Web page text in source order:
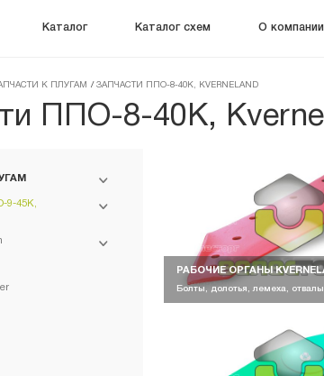
Каталог Каталог схем О компании
К ПЛУГАМ / ЗАПЧАСТИ ППО-8-40K, KVERNELAND
ППО-8-40K,
9-45K,
РАБОЧИЕ ОРГАНЫ
Болты, долотья, лемеха,